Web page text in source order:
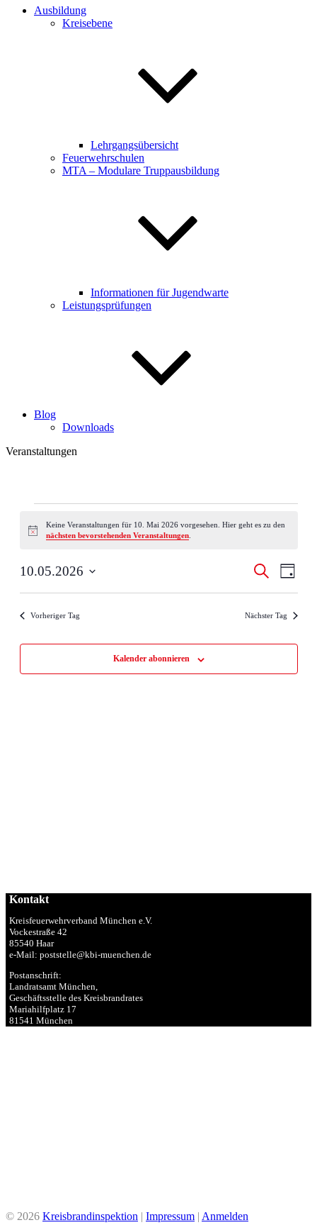
Ausbildung
Kreisebene
Lehrgangsübersicht
Feuerwehrschulen
MTA – Modulare Truppausbildung
Informationen für Jugendwarte
Leistungsprüfungen
Blog
Downloads
Veranstaltungen
für
2026
Hinweis
Keine Veranstaltungen für 10. Mai 2026 vorgesehen. Hier geht es zu den
nächsten bevorstehenden Veranstaltungen
Suche
und
Suche
Tag
10.05.2026
Vorheriger Tag Nächster Tag
Kalender abonnieren
Kontakt
Kreisfeuerwehrverband München e.V.
Vockestraße 42
85540 Haar
e-Mail: poststelle@kbi-muenchen.de
Postanschrift:
Landratsamt München,
Geschäftsstelle des Kreisbrandrates
Mariahilfplatz 17
81541 München
© 2026 Kreisbrandinspektion | Impressum | Anmelden